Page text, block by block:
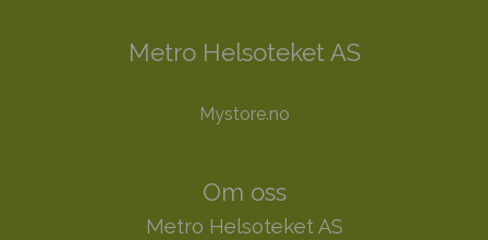
Metro Helsoteket AS
Mystore.no
Om oss
Metro Helsoteket AS